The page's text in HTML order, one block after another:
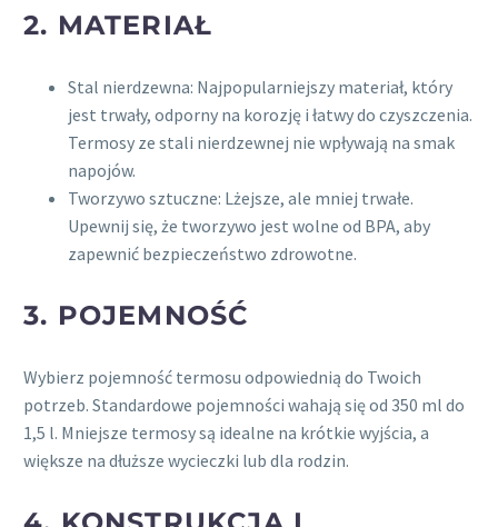
2. MATERIAŁ
Stal nierdzewna: Najpopularniejszy materiał, który
jest trwały, odporny na korozję i łatwy do czyszczenia.
Termosy ze stali nierdzewnej nie wpływają na smak
napojów.
Tworzywo sztuczne: Lżejsze, ale mniej trwałe.
Upewnij się, że tworzywo jest wolne od BPA, aby
zapewnić bezpieczeństwo zdrowotne.
3. POJEMNOŚĆ
Wybierz pojemność termosu odpowiednią do Twoich
potrzeb. Standardowe pojemności wahają się od 350 ml do
1,5 l. Mniejsze termosy są idealne na krótkie wyjścia, a
większe na dłuższe wycieczki lub dla rodzin.